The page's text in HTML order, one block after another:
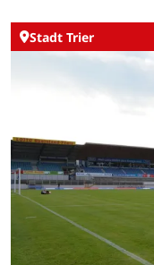
Stadt Trier